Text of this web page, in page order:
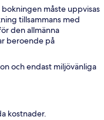
måste uppvisas
tillsammans med
den allmänna
beroende på
och endast miljövänliga
kostnader.